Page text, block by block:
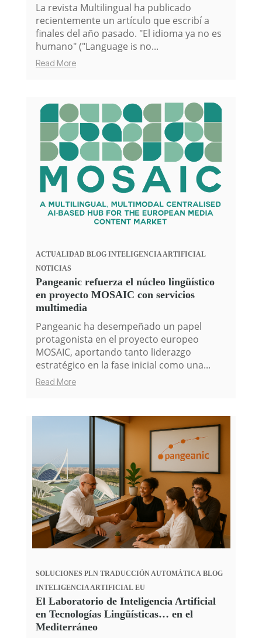
La revista Multilingual ha publicado
recientemente un artículo que escribí a
finales del año pasado. "El idioma ya no es
humano" ("Language is no...
Read More
ACTUALIDAD BLOG INTELIGENCIA ARTIFICIAL
NOTICIAS
Pangeanic refuerza el núcleo lingüístico
en proyecto MOSAIC con servicios
multimedia
Pangeanic ha desempeñado un papel
protagonista en el proyecto europeo
MOSAIC, aportando tanto liderazgo
estratégico en la fase inicial como una...
Read More
SOLUCIONES PLN TRADUCCIÓN AUTOMÁTICA BLOG
INTELIGENCIA ARTIFICIAL EU
El Laboratorio de Inteligencia Artificial
en Tecnologías Lingüísticas… en el
Mediterráneo